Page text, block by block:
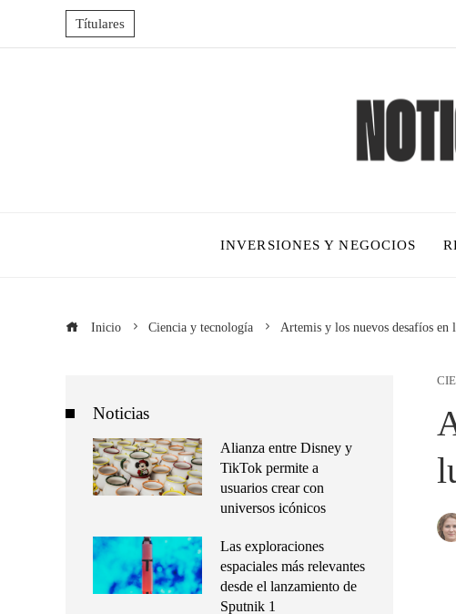
Títulares
INVERSIONES Y NEGOCIOS
Inicio Ciencia y tecnología Artemis y los nuevos desafíos en
Noticias
Alianza entre Disney y
TikTok permite a
usuarios crear con
universos icónicos
Las exploraciones
espaciales más relevantes
desde el lanzamiento de
Sputnik 1